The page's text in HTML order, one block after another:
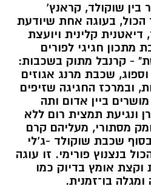
בין שוקולד, קראנץ’
בעוגה אחת שיודעת
דיאטנית קלינית ויועצת
מתכון חגיגי לפורים
- קרנבל מתוק בשכבות:
שכבת מרנג אגוזים
ובמרכז החגיגה שזיפים
ביין אדום ותה
ונגיעת תמצית רום ללא
מסתורי, מעליהם קרם
שכבת שוקולד -ג’לי
בנצנוץ פורימי. זו עוגה
אומץ בדיוק כמו
בו־זמנית.